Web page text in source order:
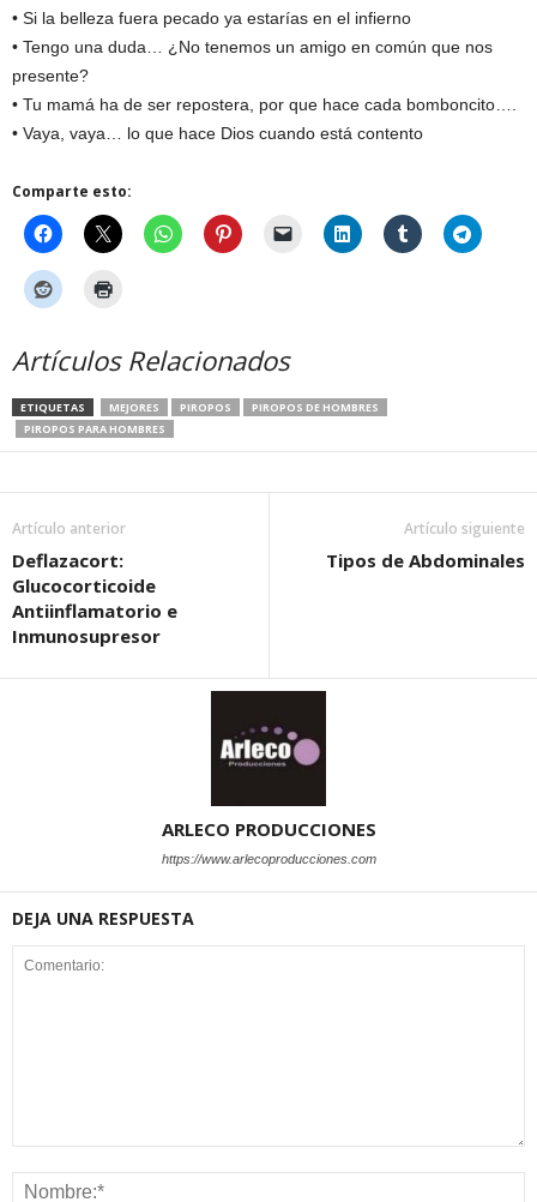
• Si la belleza fuera pecado ya estarías en el infierno
• Tengo una duda… ¿No tenemos un amigo en común que nos
presente?
• Tu mamá ha de ser repostera, por que hace cada bomboncito….
• Vaya, vaya… lo que hace Dios cuando está contento
Comparte esto:
Artículos Relacionados
ETIQUETAS MEJORES PIROPOS
PIROPOS DE HOMBRES
PIROPOS PARA HOMBRES
Artículo anterior
Deflazacort:
Glucocorticoide
Antiinflamatorio e
Inmunosupresor
Artículo siguiente
Tipos de Abdominales
ARLECO PRODUCCIONES
https://www.arlecoproducciones.com
DEJA UNA RESPUESTA